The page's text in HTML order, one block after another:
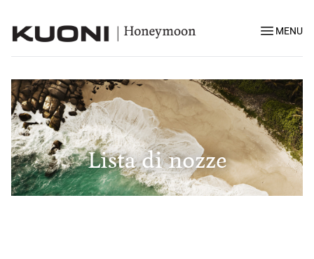
MENU
Lista di nozze